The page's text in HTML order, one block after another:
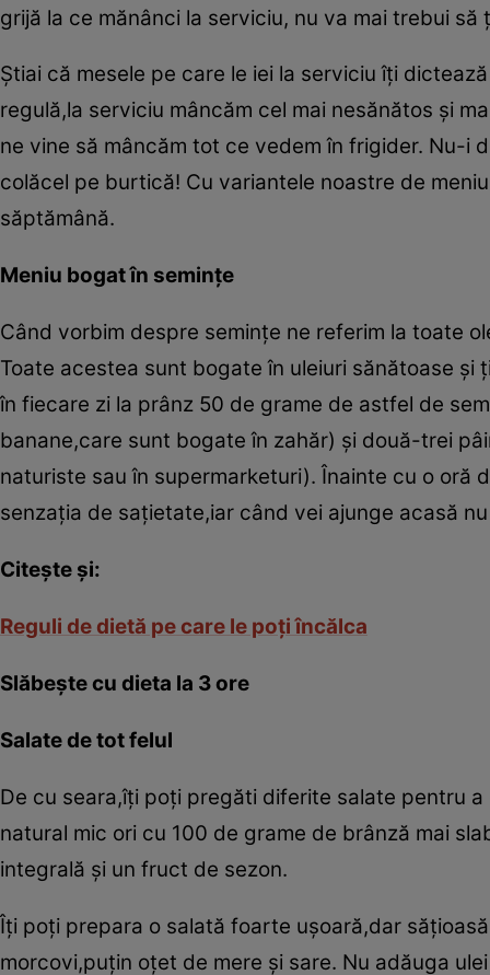
grijă la ce mănânci la serviciu, nu va mai trebui să
Ştiai că mesele pe care le iei la serviciu îţi
regulă,la serviciu mâncăm cel mai nesănătos şi
ne vine să mâncăm tot ce vedem în frigider. Nu-i
colăcel pe burtică! Cu variantele noastre de
săptămână.
Meniu bogat în seminţe
Când vorbim despre seminţe ne referim la toate
Toate acestea sunt bogate în uleiuri sănătoase
în fiecare zi la prânz 50 de grame de astfel de
banane,care sunt bogate în zahăr) şi două-trei
naturiste sau în supermarketuri). Înainte cu o oră
senzaţia de saţietate,iar când vei ajunge acasă
Citeşte şi:
Reguli de dietă pe care le poţi încălca
Slăbeşte cu dieta la 3 ore
Salate de tot felul
De cu seara,îţi poţi pregăti diferite salate pentru
natural mic ori cu 100 de grame de brânză mai
integrală şi un fruct de sezon.
Îţi poţi prepara o salată foarte uşoară,dar
morcovi,puţin oţet de mere şi sare. Nu adăuga